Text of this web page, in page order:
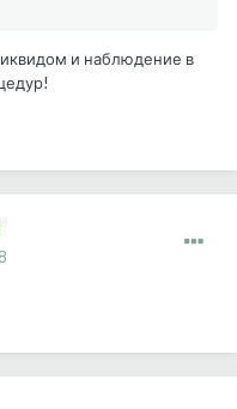
и наблюдение в